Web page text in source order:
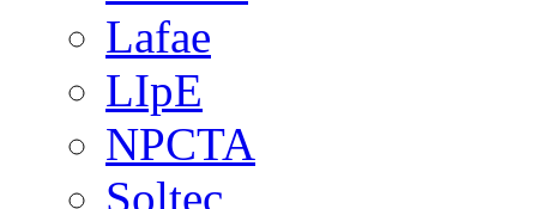
Lafae
LIpE
NPCTA
Soltec